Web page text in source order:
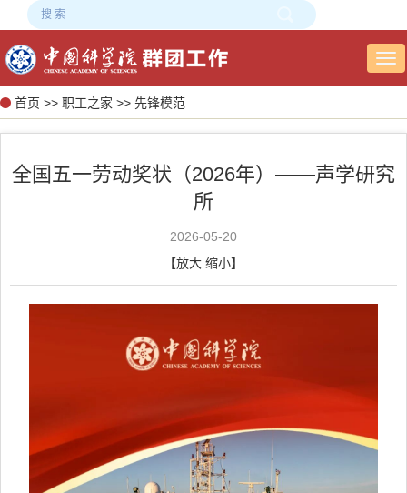
首页 >> 职工之家 >> 先锋模范
全国五一劳动奖状（2026年）——声学研究
所
2026-05-20
【放大 缩小】